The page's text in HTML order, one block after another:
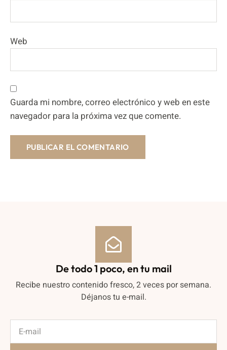
Web
Guarda mi nombre, correo electrónico y web en este
navegador para la próxima vez que comente.
De todo 1 poco, en tu mail
Recibe nuestro contenido fresco, 2 veces por semana.
Déjanos tu e-mail.